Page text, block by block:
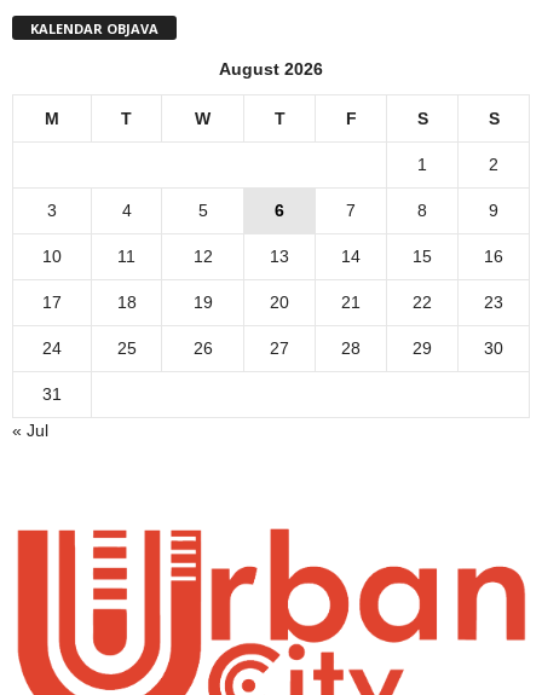
KALENDAR OBJAVA
August 2026
M T W T F S S
1 2
3 4 5 6 7 8 9
10 11 12 13 14 15 16
17 18 19 20 21 22 23
24 25 26 27 28 29 30
31
« Jul